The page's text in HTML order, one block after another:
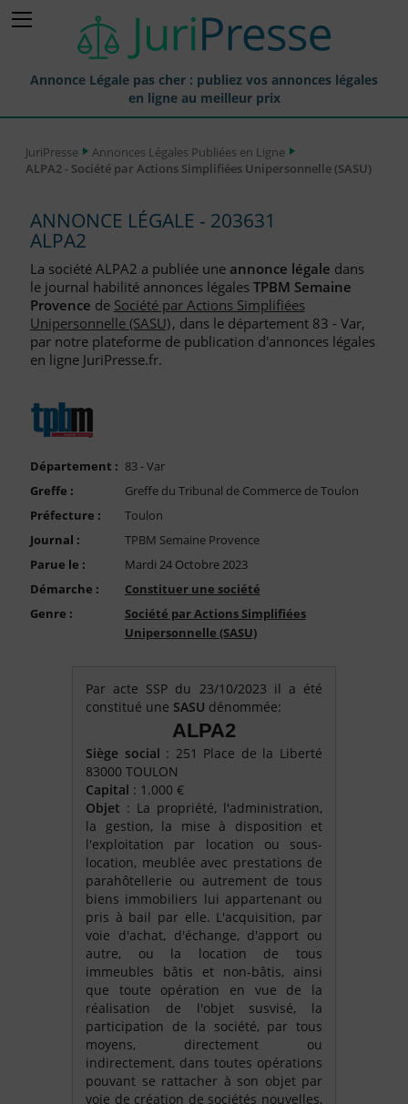
Annonce Légale pas cher : publiez vos annonces légales
en ligne au meilleur prix
Annonces Légales Publiées
Journaux Habilités (JAL) Annonces Légales
Départements pour la Publication d'Annonces Légales
Liste des Greffes
Liste des CCI
FAQ
Compte PRO
JuriPresse
Annonces Légales Publiées en Ligne
ALPA2 - Société par Actions Simplifiées Unipersonnelle (SASU)
ANNONCE LÉGALE - 203631
ALPA2
La société ALPA2 a publiée une annonce légale dans
le journal habilité annonces légalesTPBM Semaine
Provence de Société par Actions Simplifiées
Unipersonnelle (SASU), dans le département 83 - Var,
par notre plateforme de publication d'annonces légales
en ligne JuriPresse.fr.
Département : 83 - Var
Greffe :
Greffe du Tribunal de Commerce de Toulon
Préfecture :
Toulon
Journal :
TPBM Semaine Provence
Parue le :
Mardi 24 Octobre 2023
Démarche :
Constituer une société
Genre :
Société par Actions Simplifiées
Unipersonnelle (SASU)
Par acte SSP du 23/10/2023 il a été
constitué une SASU dénommée:
ALPA2
Siège social : 251 Place de la Liberté
83000 TOULON
Capital : 1.000 €
Objet : La propriété, l'administration,
la gestion, la mise à disposition et
l'exploitation par location ou sous-
location, meublée avec prestations de
parahôtellerie ou autrement de tous
biens immobiliers lui appartenant ou
pris à bail par elle. L'acquisition, par
voie d'achat, d'échange, d'apport ou
autre, ou la location de tous
immeubles bâtis et non-bâtis, ainsi
que toute opération en vue de la
réalisation de l'objet susvisé, la
participation de la société, par tous
moyens, directement ou
indirectement, dans toutes opérations
pouvant se rattacher à son objet par
voie de création de sociétés nouvelles,